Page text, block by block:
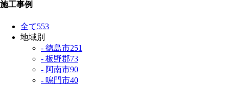
施工事例
全て553
地域別
- 徳島市251
- 板野郡73
- 阿南市90
- 鳴門市40